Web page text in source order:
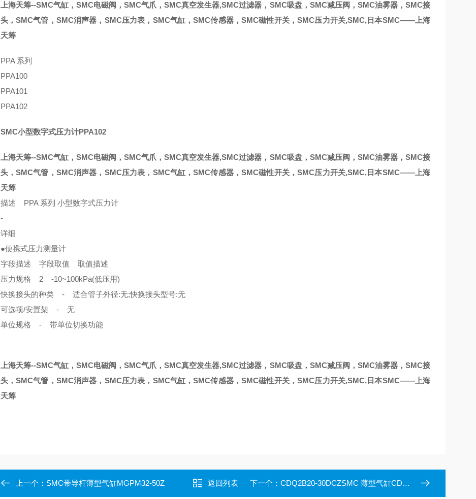
上海天筹--SMC气缸，SMC电磁阀，SMC气爪，SMC真空发生器,SMC过滤器，SMC吸盘，SMC减压阀，SMC油雾器，SMC接
头，SMC气管，SMC消声器，SMC压力表，SMC气缸，SMC传感器，SMC磁性开关，SMC压力开关,SMC,日本SMC——上海
天筹
PPA 系列
PPA100
PPA101
PPA102
SMC小型数字式压力计PPA102
上海天筹--SMC气缸，SMC电磁阀，SMC气爪，SMC真空发生器,SMC过滤器，SMC吸盘，SMC减压阀，SMC油雾器，SMC接
头，SMC气管，SMC消声器，SMC压力表，SMC气缸，SMC传感器，SMC磁性开关，SMC压力开关,SMC,日本SMC——上海
天筹
描述 PPA 系列 小型数字式压力计
-
详细
●便携式压力测量计
字段描述 字段取值 取值描述
压力规格 2 -10~100kPa(低压用)
快换接头的种类 - 适合管子外径:无;快换接头型号:无
可选项/安置架 - 无
单位规格 - 带单位切换功能
上海天筹--SMC气缸，SMC电磁阀，SMC气爪，SMC真空发生器,SMC过滤器，SMC吸盘，SMC减压阀，SMC油雾器，SMC接
头，SMC气管，SMC消声器，SMC压力表，SMC气缸，SMC传感器，SMC磁性开关，SMC压力开关,SMC,日本SMC——上海
天筹
上一个： SMC带导杆薄型气缸MGPM32-50Z 返回列表 下一个： CDQ2B20-30DCZSMC 薄型气缸CDQ2B20-30DCZ